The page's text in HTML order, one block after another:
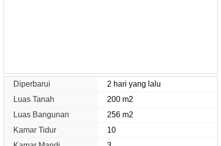
Diperbarui
2 hari yang lalu
Luas Tanah
200 m2
Luas Bangunan
256 m2
Kamar Tidur
10